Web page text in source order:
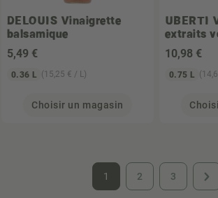
DELOUIS Vinaigrette
balsamique
5,49 €
0.36 L (15,25 € / L)
Choisir un magasin
UBERTI
extraits
10,98 €
0.75 L
1 2 3